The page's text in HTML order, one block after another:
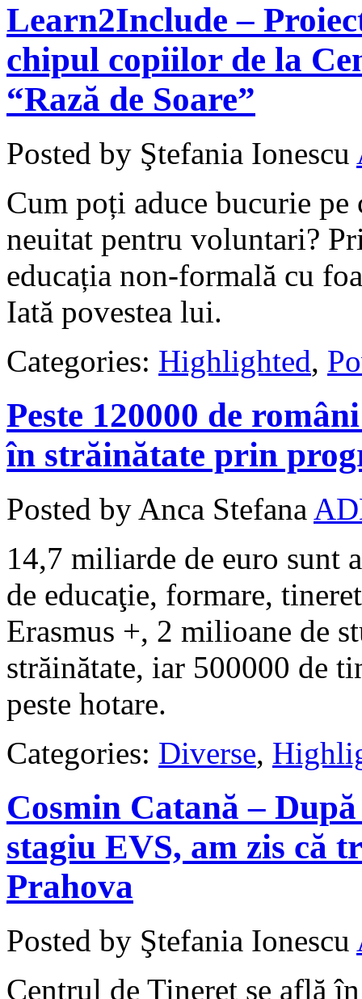
Learn2Include –
chipul copiilor de la
“Rază de Soare”
Posted by Ştefania Ionescu
Cum poți aduce bucurie
neuitat pentru voluntari?
educația non-formală cu
Iată povestea lui.
Categories: Highlighted,
Peste 120000 de
în străinătate prin
Posted by Anca Stefana
14,7 miliarde de euro sunt
de educaţie, formare,
Erasmus +, 2 milioane de
străinătate, iar 500000 de
peste hotare.
Categories: Diverse,
Cosmin Catană –
stagiu EVS, am zis că
Prahova
Posted by Ştefania Ionescu
Centrul de Tineret se află